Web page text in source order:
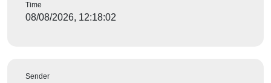
Time
08/08/2026, 12:18:02
Sender